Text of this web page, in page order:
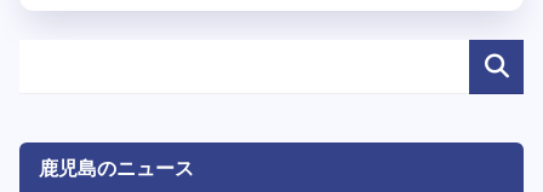
鹿児島のニュース